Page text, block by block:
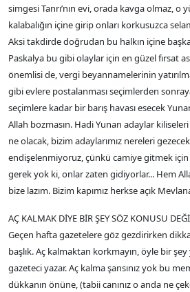
simgesi Tanrı’nın evi, orada kavga olmaz,
kalabalığın içine girip onları korkusuzca
Aksi takdirde doğrudan bu halkın içine
Paskalya bu gibi olaylar için en güzel fırsat
önemlisi de, vergi beyannamelerinin
gibi evlere postalanması seçimlerden
seçimlere kadar bir barış havası esecek
Allah bozmasın. Hadi Yunan adaylar
ne olacak, bizim adaylarımız nereleri
endişelenmiyoruz, çünkü camiye gitmek
gerek yok ki, onlar zaten gidiyorlar... Hem
bize lazım. Bizim kapımız herkse açık
AÇ KALMAK DİYE BİR ŞEY SÖZ KONUSU
Geçen hafta gazetelere göz gezdirirken
başlık. Aç kalmaktan korkmayın, öyle bir
gazeteci yazar. Aç kalma şansınız yok bu
dükkanın önüne, (tabii canınız o anda ne